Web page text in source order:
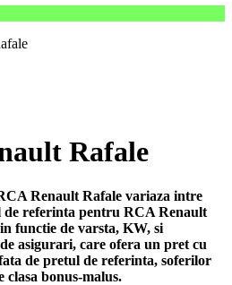
Rafale
Renault Rafale variaza intre
de referinta pentru RCA Renault
functie de varsta, KW, si
asigurari, care ofera un pret cu
de pretul de referinta, soferilor
clasa bonus-malus.